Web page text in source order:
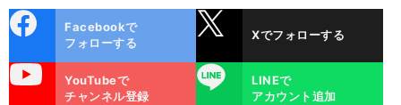
ok
Facebookで
フォローする
Xでフォローする
YouTubeで
チャンネル登録
LINE
LINEで
アカウント追加